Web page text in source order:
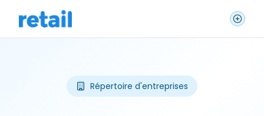
Répertoire d'entreprises